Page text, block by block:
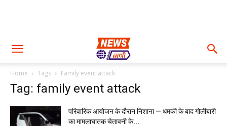
Home Tags Family event attack
Tag: family event attack
परिवारिक आयोजन के दौरान निशाना — धमकी के बाद गोलीबारी
का मामलाघातक चेतावनी के...